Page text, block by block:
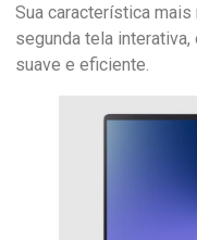
Sua característica
segunda tela
suave e eficiente.